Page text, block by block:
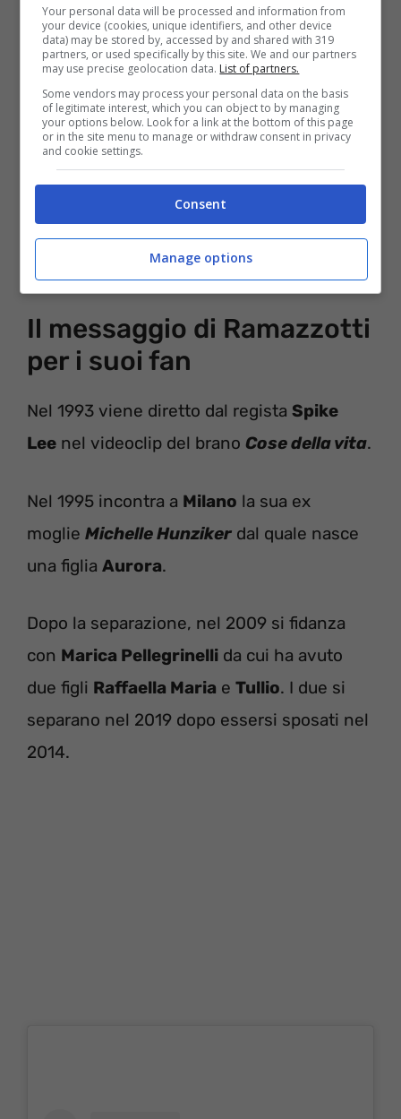
A seguito dei successi ottenuti in Italia,
duetta conPatsy Kensitnel branoLa luce
riuscendo a farsi
conoscere nel panorama musicale
internazionale ottenendo ottimi risultati.
Il messaggio di Ramazzotti
per i suoi fan
Nel 1993 viene diretto dal regista Spike
Lee nel videoclip del brano Cose della vita.
Nel 1995 incontra a Milano la sua ex
moglie Michelle Hunziker dal quale nasce
una figlia Aurora.
Dopo la separazione, nel 2009 si fidanza
con Marica Pellegrinelli da cui ha avuto
due figli Raffaella Maria e Tullio. I due si
separano nel 2019 dopo essersi sposati nel
2014.
Your personal data will be processed and information from
your device (cookies, unique identifiers, and other device
data) may be stored by, accessed by and shared with 319
partners, or used specifically by this site. We and our partners
may use precise geolocation data. List of partners.
Some vendors may process your personal data on the basis
of legitimate interest, which you can object to by managing
your options below. Look for a link at the bottom of this page
or in the site menu to manage or withdraw consent in privacy
and cookie settings.
Consent
Manage options